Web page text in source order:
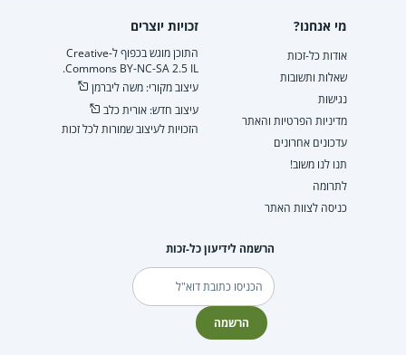
מי אנחנו?
אודות כל-זכות
שאלות ותשובות
נגישות
מדיניות הפרטיות והאתר
עדכונים אחרונים
תנו לנו משוב!
לתרומה
כניסה לצוות האתר
זכויות יוצרים
התוכן מוגש בכפוף ל-Creative
Commons BY-NC-SA 2.5 IL.
עיצוב מקורי: משה ליברמן
עיצוב חדש: אורית כלב
הזכויות לעיצוב שמורות לכל זכות
הרשמה לידיעון כל-זכות
דוא"ל
הרשמה